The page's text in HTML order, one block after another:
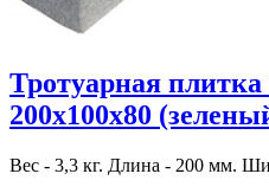
Тротуарная
200х100х80
Вес - 3,3 кг. Длина - 200 мм.